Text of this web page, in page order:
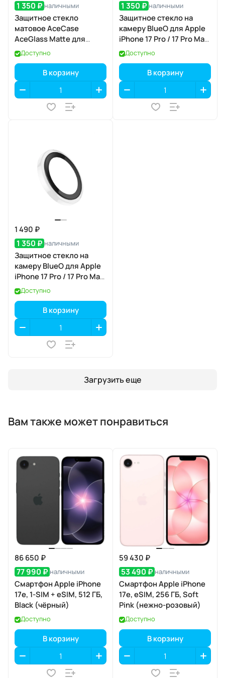
1 350 ₽ наличными
Защитное стекло
матовое AceCase
AceGlass Matte для
Apple iPhone 17 Pro
Доступно
В корзину
1 350 ₽ наличными
Защитное стекло на
камеру BlueO для Apple
iPhone 17 Pro / 17 Pro Max,
Aluminium, 3 шт., Grey
(серый), с
аппликатором
Доступно
В корзину
1 490 ₽
1 350 ₽ наличными
Защитное стекло на
камеру BlueO для Apple
iPhone 17 Pro / 17 Pro Max,
Acrylic Frame, 3 шт., Clear
(прозрачный), с
аппликатором
Доступно
В корзину
Загрузить еще
Вам также может понравиться
86 650 ₽
77 990 ₽ наличными
Смартфон Apple iPhone
17e, 1-SIM + eSIM, 512 ГБ,
Black (чёрный)
Доступно
В корзину
59 430 ₽
53 490 ₽ наличными
Смартфон Apple iPhone
17e, eSIM, 256 ГБ, Soft
Pink (нежно-розовый)
Доступно
В корзину